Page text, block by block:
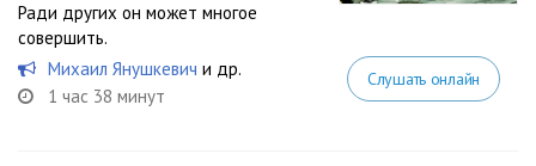
Ради других он может многое
совершить.
Михаил Янушкевич и др.
1 час 38 минут
Слушать онлайн